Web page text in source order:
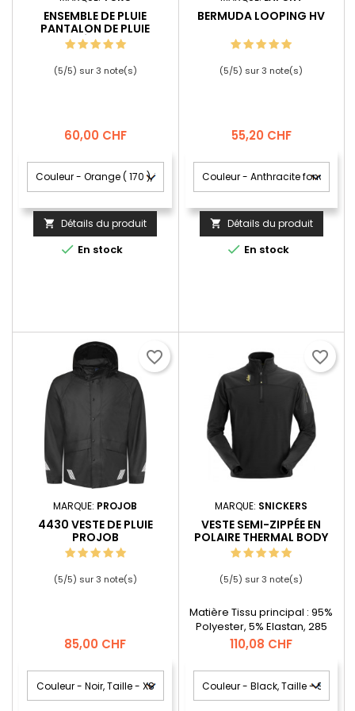
ENSEMBLE DE PLUIE
PANTALON DE PLUIE
IMPERMÉABLE HAUTE
VISIBILITÉ + VESTE DE PLUIE
ÉTÉ
(5/5) sur3 note(s)
Prix
60,00 CHF
 Détails du produit
 En stock
BERMUDA LOOPING HV
(5/5) sur3 note(s)
Prix
55,20 CHF
 Détails du produit
 En stock
MARQUE: PROJOB
4430 VESTE DE PLUIE
PROJOB
(5/5) sur3 note(s)
Prix
85,00 CHF
favorite_border
MARQUE: SNICKERS
VESTE SEMI-ZIPPÉE EN
POLAIRE THERMAL BODY
MAPPING
(5/5) sur3 note(s)
Matière Tissu principal : 95%
Polyester, 5% Elastan, 285
g/m². Contraste : 100%
Prix
110,08 CHF
favorite_border